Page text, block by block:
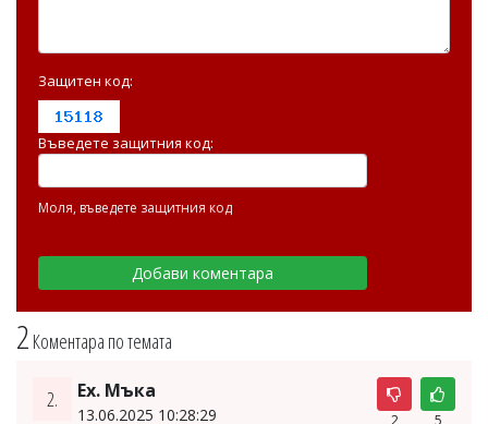
2 Коментара по темата
2. Ех. Мъка
13.06.2025 10:28:29
Защитен код:
Въведете защитния код:
Моля, въведете защитния код